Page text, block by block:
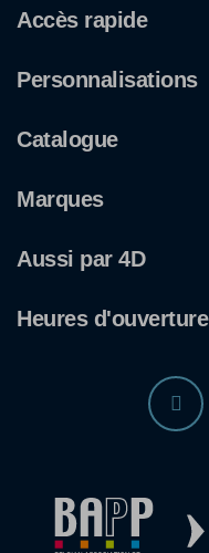
Accès rapide
Personnalisations
Catalogue
Marques
Aussi par 4D
Heures d'ouverture